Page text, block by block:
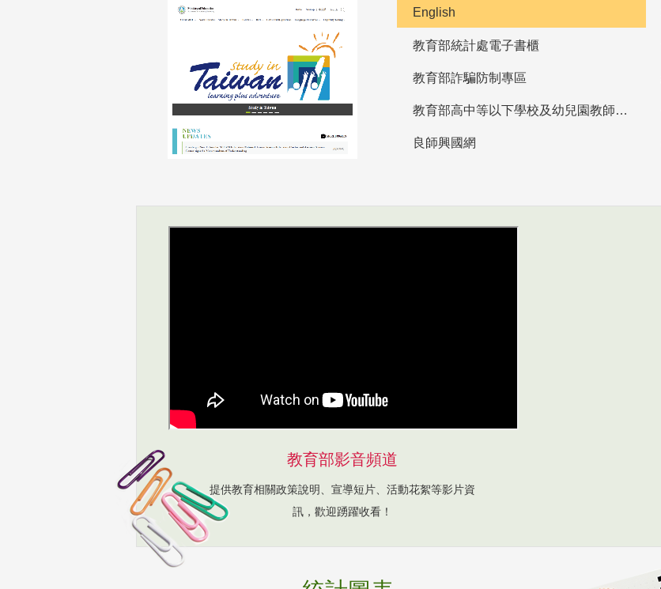
English
教育部統計處電子書櫃
教育部詐騙防制專區
教育部高中等以下學校及幼兒園教師資格檢定考試
良師興國網
教育部影音頻道
提供教育相關政策說明、宣導短片、活動花絮等影片資
訊，歡迎踴躍收看！